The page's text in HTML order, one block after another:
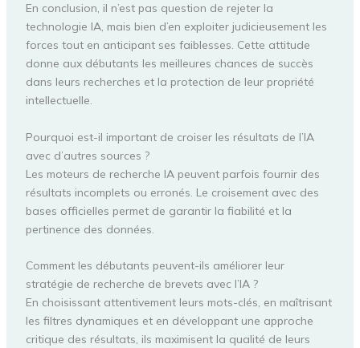
En conclusion, il n’est pas question de rejeter la
technologie IA, mais bien d’en exploiter judicieusement les
forces tout en anticipant ses faiblesses. Cette attitude
donne aux débutants les meilleures chances de succès
dans leurs recherches et la protection de leur propriété
intellectuelle.
Pourquoi est-il important de croiser les résultats de l’IA
avec d’autres sources ?
Les moteurs de recherche IA peuvent parfois fournir des
résultats incomplets ou erronés. Le croisement avec des
bases officielles permet de garantir la fiabilité et la
pertinence des données.
Comment les débutants peuvent-ils améliorer leur
stratégie de recherche de brevets avec l’IA ?
En choisissant attentivement leurs mots-clés, en maîtrisant
les filtres dynamiques et en développant une approche
critique des résultats, ils maximisent la qualité de leurs